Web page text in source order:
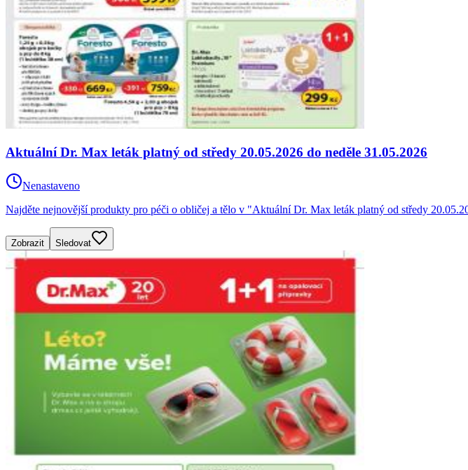
Aktuální Dr. Max leták platný od středy 20.05.2026 do neděle 31.05.2026
Nenastaveno
Najděte nejnovější produkty pro péči o obličej a tělo v "Aktuální Dr. Max leták platný od středy
Zobrazit Sledovat